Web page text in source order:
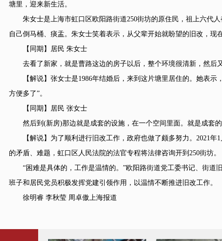
塘里，迎来新生活。
朱女士是上海市虹口区欧阳路街道250街坊的原住民，祖上六代人
自己倒马桶、痰盂。朱女士笑着表示，从父辈开始就盼望的旧改，现
【同期】居民 朱女士
去看了新家，就是曹路这边的房子以后，整个环境很清新，然后
【解说】张女士是1986年结婚后，来到这片塘里居住的。她表示
方便多了”。
【同期】居民 张女士
然后到(新房)那边就是成套的设施，在一个空间里面。就是成套
【解说】为了顺利进行旧改工作，政府也做了颇多努力。2021年1
的矛盾、难题，虹口区人民法院的法官专程将法律咨询开到250街坊。
“困难是具体的，工作是温情的。”欧阳路街道党工委书记、街道
班子和居民党员积极发挥党建引领作用，以温情不断推进旧改工作。
徐明睿 李秋莹 周卓傲上海报道